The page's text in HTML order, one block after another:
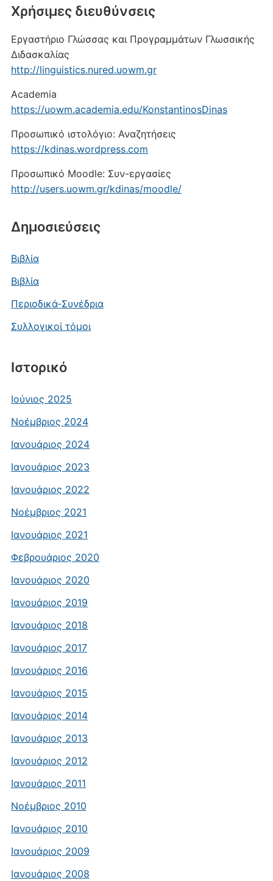
Xρήσιμες διευθύνσεις
Εργαστήριο Γλώσσας και Προγραμμάτων Γλωσσικής
Διδασκαλίας
http://linguistics.nured.uowm.gr
Academia
https://uowm.academia.edu/KonstantinosDinas
Προσωπικό ιστολόγιο: Αναζητήσεις
https://kdinas.wordpress.com
Προσωπικό Moodle: Συν-εργασίες
http://users.uowm.gr/kdinas/moodle/
Δημοσιεύσεις
Βιβλία
Βιβλία
Περιοδικά-Συνέδρια
Συλλογικοί τόμοι
Ιστορικό
Ιούνιος 2025
Νοέμβριος 2024
Ιανουάριος 2024
Ιανουάριος 2023
Ιανουάριος 2022
Νοέμβριος 2021
Ιανουάριος 2021
Φεβρουάριος 2020
Ιανουάριος 2020
Ιανουάριος 2019
Ιανουάριος 2018
Ιανουάριος 2017
Ιανουάριος 2016
Ιανουάριος 2015
Ιανουάριος 2014
Ιανουάριος 2013
Ιανουάριος 2012
Ιανουάριος 2011
Νοέμβριος 2010
Ιανουάριος 2010
Ιανουάριος 2009
Ιανουάριος 2008